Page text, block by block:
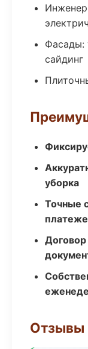
Фасады:
сайдинг
уборка
Точные
Отзывы